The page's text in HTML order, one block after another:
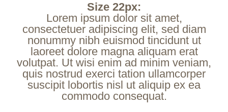
Size 22px:
Lorem ipsum dolor sit amet,
consectetuer adipiscing elit, sed diam
nonummy nibh euismod tincidunt ut
laoreet dolore magna aliquam erat
volutpat. Ut wisi enim ad minim veniam,
quis nostrud exerci tation ullamcorper
suscipit lobortis nisl ut aliquip ex ea
commodo consequat.